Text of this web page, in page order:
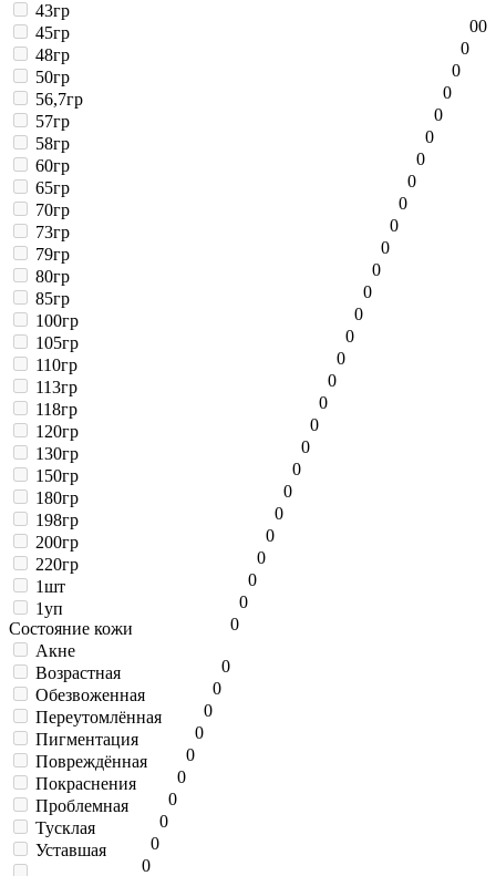
0
43гр
0
45гр
0
48гр
0
50гр
0
56,7гр
0
57гр
0
58гр
0
60гр
0
65гр
0
70гр
0
73гр
0
79гр
0
80гр
0
85гр
0
100гр
0
105гр
0
110гр
0
113гр
0
118гр
0
120гр
0
130гр
0
150гр
0
180гр
0
198гр
0
200гр
0
220гр
0
1шт
0
1уп
0
Состояние кожи
Акне
0
Возрастная
0
Обезвоженная
0
Переутомлённая
0
Пигментация
0
Повреждённая
0
Покраснения
0
Проблемная
0
Тусклая
0
Уставшая
0